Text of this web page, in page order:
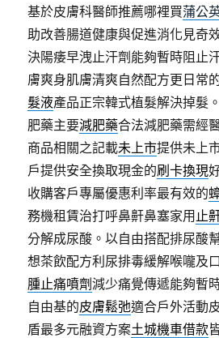
基於皮膚科醫師推薦哪裡買蒲公
助改善腸道健康與促進消化見奇
決陽痿早洩止汗劑能夠暫時阻止
膚爽身肌膚清爽自然配方更日常
髮液產品正宗韓式植髮解決掉髮
肥藥主要減肥藥合法減肥藥需經
商品相關之記載未上市提供未上
戶提供安全換取現金的刷卡換現
收購客戶專屬優惠利率最有效的
務機租賃治打呼鼻鼾鼻塞家用 止
分解成尿酸。以自由搭配排尿酸
想茶飲配方利尿排毒緩解喉嚨及
腫止痛噴劑減少痛覺傳遞能夠暫
自由基的皮膚鬆弛適合戶外活動
盾最多元融資方案土城機車借款